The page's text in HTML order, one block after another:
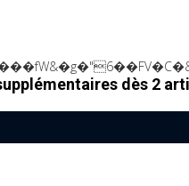
supplémentaires dès 2